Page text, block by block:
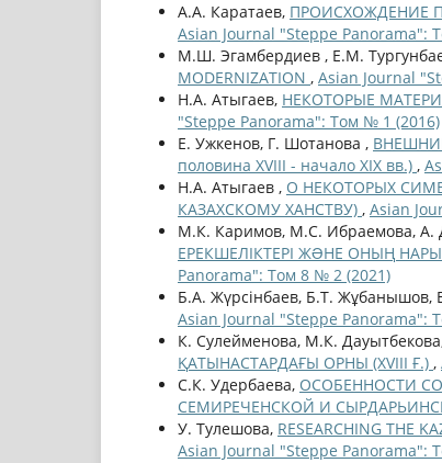
А.А. Каратаев, ПРОИСХОЖДЕНИЕ
Asian Journal "Steppe Panorama":
М.Ш. Эгамбердиев , Е.М.
MODERNIZATION , Asian Journal
Н.А. Атыгаев, НЕКОТОРЫЕ
"Steppe Panorama": Том № 1 (2016)
Е. Ужкенов, Г. Шотанова ,
половина XVIII - начало XIX вв.) ,
Н.А. Атыгаев , О НЕКОТОРЫХ
КАЗАХСКОМУ ХАНСТВУ) , Asian
М.К. Каримов, М.С. Ибраемова, А.
ЕРЕКШЕЛІКТЕРІ ЖƏНЕ ОНЫҢ
Panorama": Том 8 № 2 (2021)
Б.А. Жүрсінбаев, Б.Т. Жұбанышов,
Asian Journal "Steppe Panorama":
К. Сулейменова, М.К.
ҚАТЫНАСТАРДАҒЫ ОРНЫ (ХVІІІ Ғ.) ,
С.К. Удербаева, ОСОБЕННОСТИ
СЕМИРЕЧЕНСКОЙ И
У. Тулешова, RESEARCHING THE
Asian Journal "Steppe Panorama":